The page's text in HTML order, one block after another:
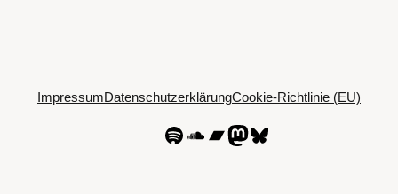
ImpressumDatenschutzerklärungCookie-Richtlinie (EU)
SpotifySoundCloud
Bandcamp
Mastodon